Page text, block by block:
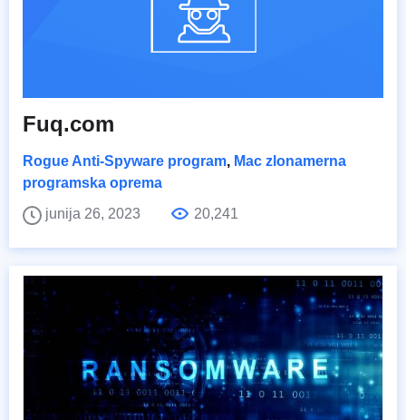
Fuq.com
Rogue Anti-Spyware program, Mac zlonamerna
programska oprema
junija 26, 2023
20,241